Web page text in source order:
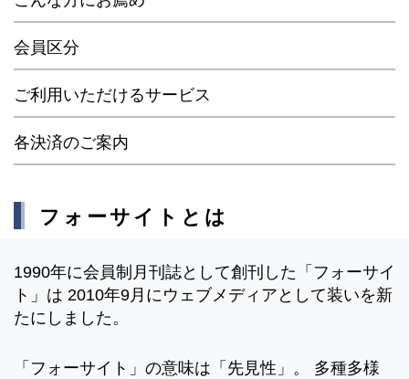
会員区分
ご利用いただけるサービス
各決済のご案内
フォーサイトとは
1990年に会員制月刊誌として創刊した「フォーサイ
ト」は 2010年9月にウェブメディアとして装いを新
たにしました。
「フォーサイト」の意味は「先見性」。 多種多様